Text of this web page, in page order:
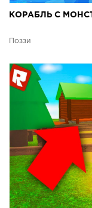
КОРАБЛЬ С
Поззи